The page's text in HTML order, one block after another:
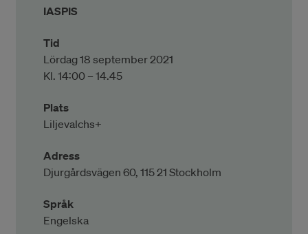
IASPIS
Tid
Lördag 18 september 2021
Kl. 14:00 – 14.45
Plats
Liljevalchs+
Adress
Djurgårdsvägen 60, 115 21 Stockholm
Språk
Engelska